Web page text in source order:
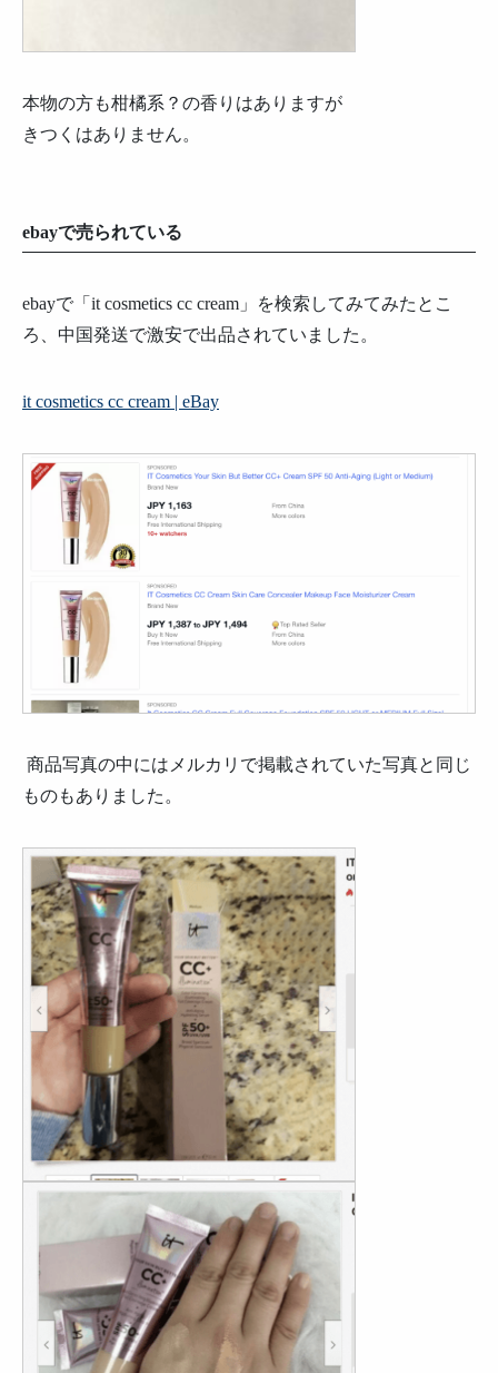
本物の方も柑橘系？の香りはありますが
きつくはありません。
ebayで売られている
ebayで「it cosmetics cc cream」を検索してみてみたとこ
ろ、中国発送で激安で出品されていました。
it cosmetics cc cream | eBay
商品写真の中にはメルカリで掲載されていた写真と同じ
ものもありました。